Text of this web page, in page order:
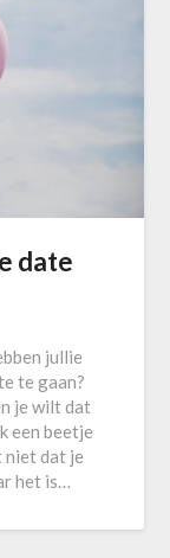
date
jullie
te gaan?
je wilt dat
een beetje
niet dat je
het is…